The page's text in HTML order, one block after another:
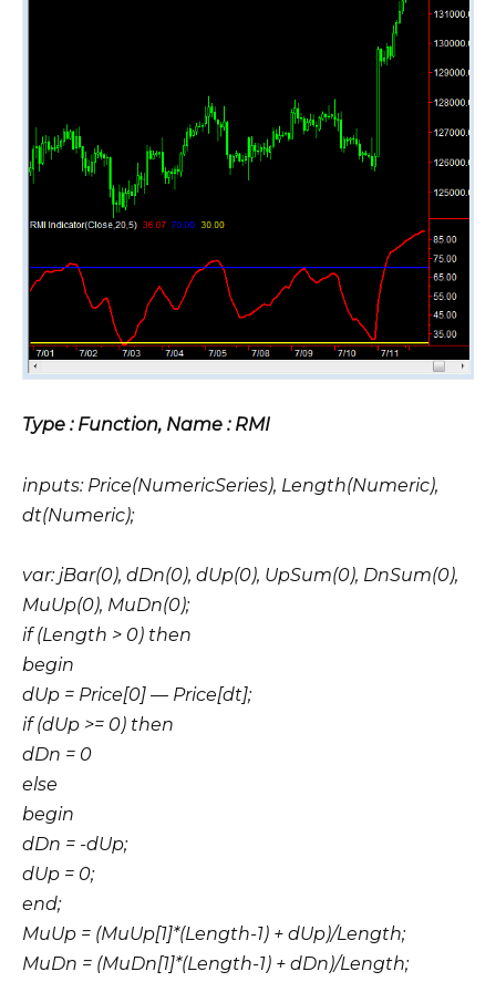
Type : Function, Name : RMI
inputs: Price(NumericSeries), Length(Numeric),
dt(Numeric);
var: jBar(0), dDn(0), dUp(0), UpSum(0), DnSum(0),
MuUp(0), MuDn(0);
if (Length > 0) then
begin
dUp = Price[0] — Price[dt];
if (dUp >= 0) then
dDn = 0
else
begin
dDn = -dUp;
dUp = 0;
end;
MuUp = (MuUp[1]*(Length-1) + dUp)/Length;
MuDn = (MuDn[1]*(Length-1) + dDn)/Length;